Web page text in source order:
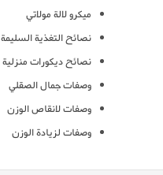
ميكرو لالة مولاتي
نصائح التغذية السليمة
نصائح ديكورات منزلية
وصفات جمال الصقلي
وصفات لانقاص الوزن
وصفات لزيادة الوزن